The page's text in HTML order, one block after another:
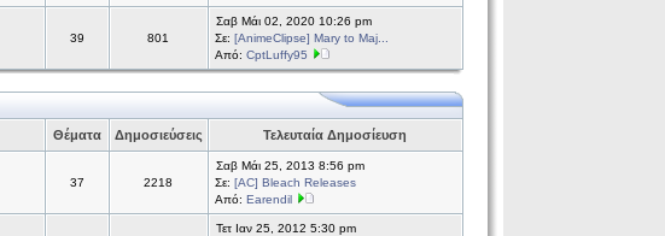
39 801
Σαβ Μάι 02, 2020 10:26 pm
Σε: [AnimeClipse] Mary to Maj...
Από: CptLuffy95
Θέματα Δημοσιεύσεις Τελευταία Δημοσίευση
37 2218
Σαβ Μάι 25, 2013 8:56 pm
Σε: [AC] Bleach Releases
Από: Earendil
Τετ Ιαν 25, 2012 5:30 pm